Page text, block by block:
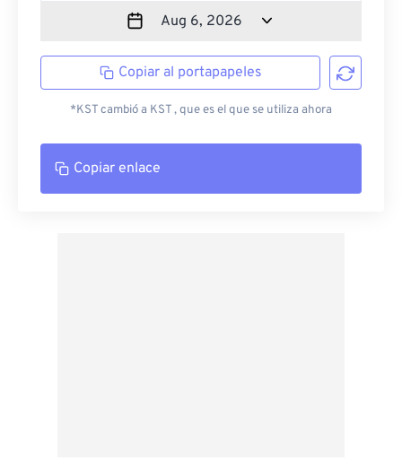
Copiar al portapapeles
*KST cambió a KST , que es el que se utiliza ahora
Copiar enlace